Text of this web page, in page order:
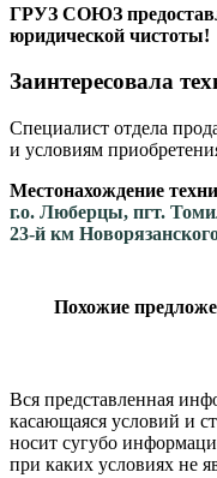
ГРУЗ СОЮЗ
юридической чистоты!
Заинтересовала
Специалист отдела
и условиям
Местонахождение
г.о. Люберцы, пгт.
23-й км
Похожие
Вся представленная
касающаяся условий и
носит сугубо
при каких условиях не